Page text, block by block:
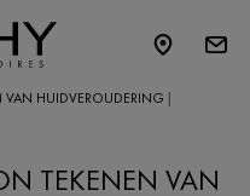
VAN HUIDVEROUDERING
TEKENEN VAN